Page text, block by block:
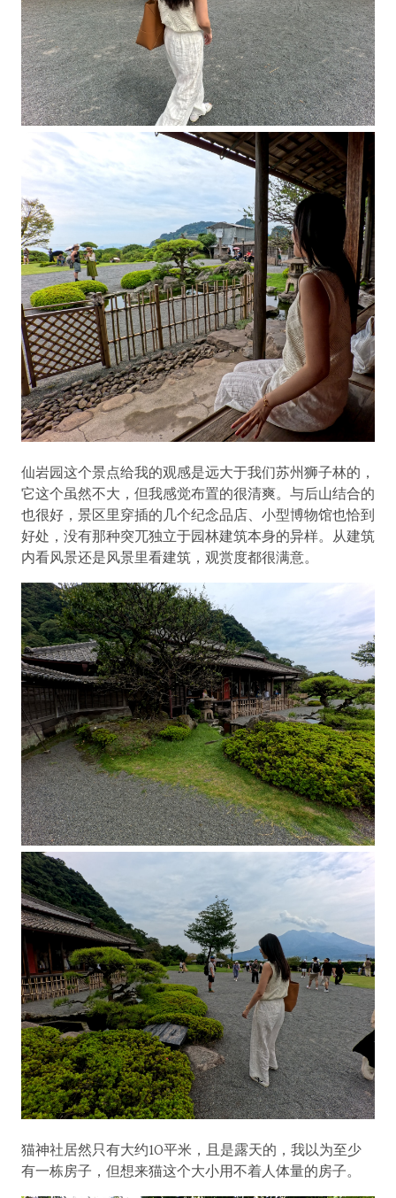
仙岩园这个景点给我的观感是远大于我们苏州狮子林的，
它这个虽然不大，但我感觉布置的很清爽。与后山结合的
也很好，景区里穿插的几个纪念品店、小型博物馆也恰到
好处，没有那种突兀独立于园林建筑本身的异样。从建筑
内看风景还是风景里看建筑，观赏度都很满意。
猫神社居然只有大约10平米，且是露天的，我以为至少
有一栋房子，但想来猫这个大小用不着人体量的房子。